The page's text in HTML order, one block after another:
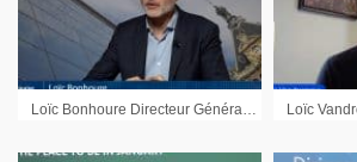
Loïc Bonhoure Directeur Général Délégué Compagnie des Alpes : « Nous devons continuer à améliorer notre offre »